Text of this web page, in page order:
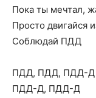
Пока ты мечтал,
Просто двигайся
Соблюдай ПДД
ПДД, ПДД, ПДД-Д
ПДД-Д, ПДД-Д